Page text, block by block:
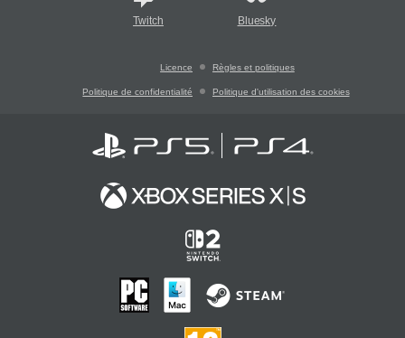
Twitch Bluesky
Licence Règles et politiques
Politique de confidentialité Politique d'utilisation des cookies